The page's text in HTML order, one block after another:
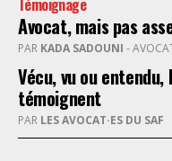
Avocat, mais pas
PAR KADA SADOUNI
Vécu, vu ou entendu,
témoignent
PAR LES AVOCAT·ES DU SAF